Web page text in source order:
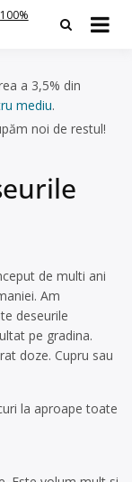
100%
a 3,5% din
mediu.
noi de restul!
de multi ani
Am
deseurile
pe gradina.
doze. Cupru sau
la aproape toate